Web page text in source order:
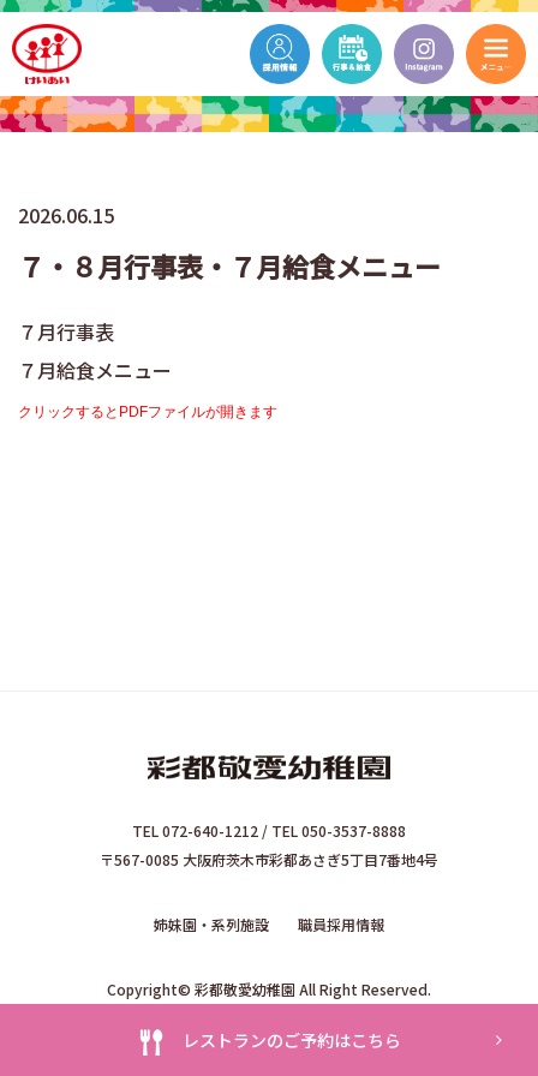
レストランのご予約はこちら
2026.06.15
７・８月行事表・７月給食メニュー
７月行事表
７月給食メニュー
クリックするとPDFファイルが開きます
TEL 072-640-1212 / TEL 050-3537-8888
〒567-0085 大阪府茨木市彩都あさぎ5丁目7番地4号
姉妹園・系列施設 職員採用情報
Copyright© 彩都敬愛幼稚園 All Right Reserved.